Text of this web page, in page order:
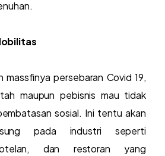
massfinya persebaran Covid 19,
maupun pebisnis mau tidak
sosial. Ini tentu akan
pada industri seperti
dan restoran yang